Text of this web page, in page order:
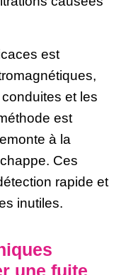
est
et les
est
à la
Ces
rapide et
inutiles.
une fuite